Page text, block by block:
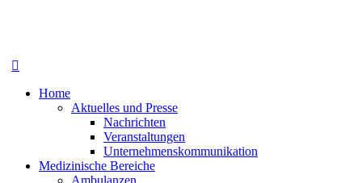
Home
Aktuelles und Presse
Nachrichten
Veranstaltungen
Unternehmenskommunikation
Medizinische Bereiche
Ambulanzen